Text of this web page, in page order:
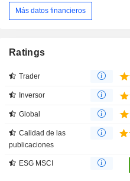
Más datos financieros
Ratings
Trader
Inversor
Global
Calidad de las
publicaciones
ESG MSCI